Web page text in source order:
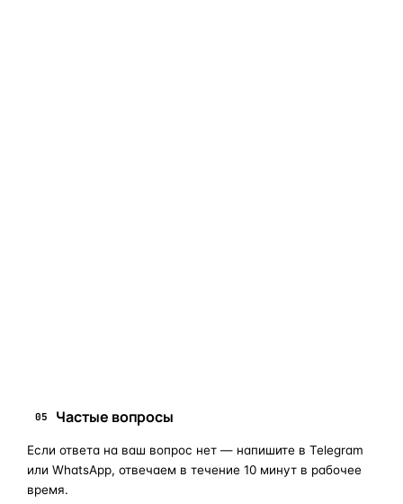
05 Частые вопросы
Если ответа на ваш вопрос нет — напишите в Telegram
или WhatsApp, отвечаем в течение 10 минут в рабочее
время.